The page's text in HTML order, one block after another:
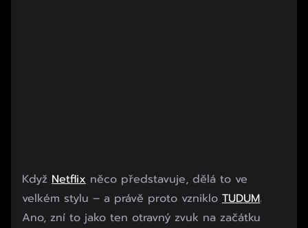
Když Netflix něco představuje, dělá to ve
velkém stylu – a právě proto vzniklo TUDUM.
Ano, zní to jako ten otravný zvuk na začátku